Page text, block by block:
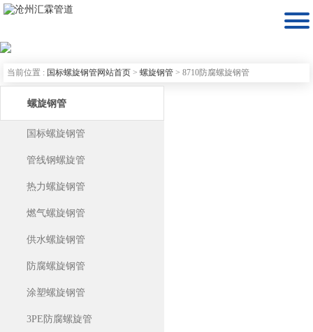

当前位置 : 国标螺旋钢管网站首页 > 螺旋钢管 > 8710防腐螺旋钢管
螺旋钢管
国标螺旋钢管
管线钢螺旋管
热力螺旋钢管
燃气螺旋钢管
供水螺旋钢管
防腐螺旋钢管
涂塑螺旋钢管
3PE防腐螺旋管